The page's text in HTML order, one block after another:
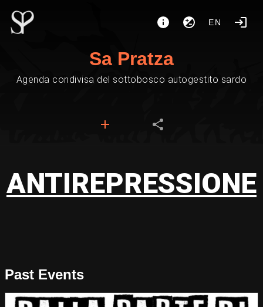
EN
Sa Pratza
Agenda condivisa del sottobosco autogestito sardo
ANTIREPRESSIONE
Past Events